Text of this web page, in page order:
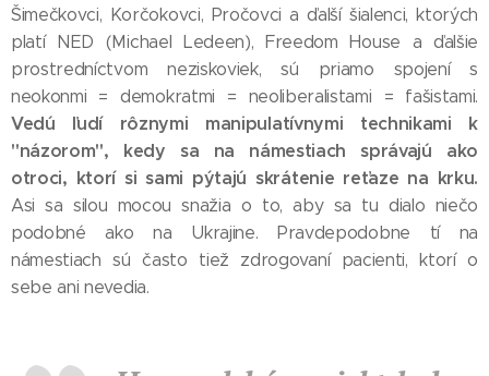
Šimečkovci, Korčokovci, Pročovci a ďalší šialenci, ktorých
platí NED (Michael Ledeen), Freedom House a ďalšie
prostredníctvom neziskoviek, sú priamo spojení s
neokonmi = demokratmi = neoliberalistami = fašistami.
Vedú ľudí rôznymi manipulatívnymi technikami k
"názorom", kedy sa na námestiach správajú ako
otroci, ktorí si sami pýtajú skrátenie reťaze na krku.
Asi sa silou mocou snažia o to, aby sa tu dialo niečo
podobné ako na Ukrajine. Pravdepodobne tí na
námestiach sú často tiež zdrogovaní pacienti, ktorí o
sebe ani nevedia.